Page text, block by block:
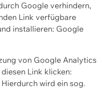
Google verhindern,
Link verfügbare
installieren: Google
von Google Analytics
Link klicken:
wird ein sog.